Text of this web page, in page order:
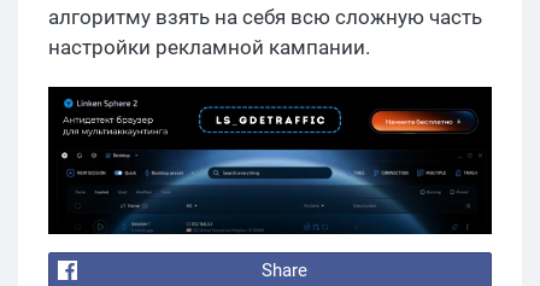
алгоритму взять на себя всю сложную часть
настройки рекламной кампании.
Share